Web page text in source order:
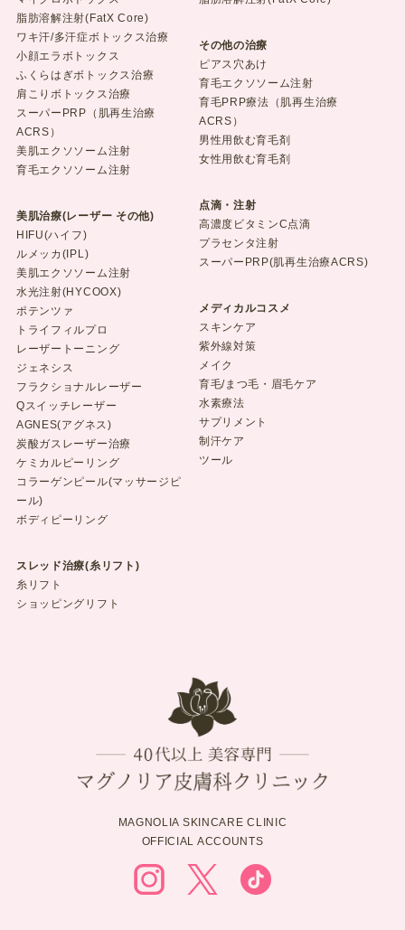
脂肪溶解注射(FatX Core)
ワキ汗/多汗症ボトックス治療
小顔エラボトックス
ふくらはぎボトックス治療
肩こりボトックス治療
スーパーPRP（肌再生治療
ACRS）
美肌エクソソーム注射
育毛エクソソーム注射
美肌治療(レーザー その他)
HIFU(ハイフ)
ルメッカ(IPL)
美肌エクソソーム注射
水光注射(HYCOOX)
ポテンツァ
トライフィルプロ
レーザートーニング
ジェネシス
フラクショナルレーザー
Qスイッチレーザー
AGNES(アグネス)
炭酸ガスレーザー治療
ケミカルピーリング
コラーゲンピール(マッサージピ
ール)
ボディピーリング
スレッド治療(糸リフト)
糸リフト
ショッピングリフト
その他の治療
ピアス穴あけ
育毛エクソソーム注射
育毛PRP療法（肌再生治療
ACRS）
男性用飲む育毛剤
女性用飲む育毛剤
点滴・注射
高濃度ビタミンC点滴
プラセンタ注射
スーパーPRP(肌再生治療ACRS)
メディカルコスメ
スキンケア
紫外線対策
メイク
育毛/まつ毛・眉毛ケア
水素療法
サプリメント
制汗ケア
ツール
MAGNOLIA SKINCARE CLINIC
OFFICIAL ACCOUNTS